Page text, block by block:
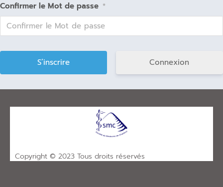
Confirmer le Mot de passe *
Connexion
Copyright © 2023 Tous droits réservés